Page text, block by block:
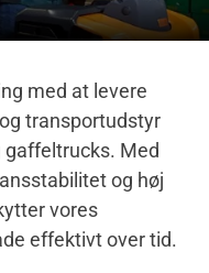
med at levere
transportudstyr
gaffeltrucks. Med
og høj
vores
effektivt over tid.